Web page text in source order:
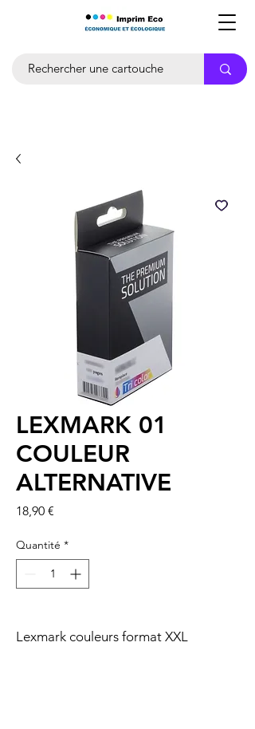
LEXMARK 01
COULEUR
ALTERNATIVE
18,90 €
Quantité *
Lexmark couleurs format XXL